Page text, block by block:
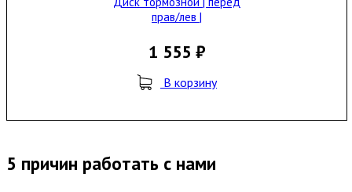
прав/лев |
1 555 ₽
В корзину
5 причин работать с нами